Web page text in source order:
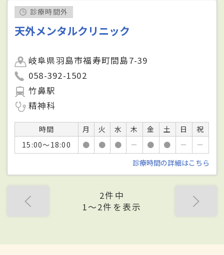
診療時間外
天外メンタルクリニック
岐阜県羽島市福寿町間島7-39
058-392-1502
竹鼻駅
精神科
時間 月 火 水 木 金 土 日
祝
15:00～18:00
● ● ● － ● ● －
－
診療時間の詳細はこちら
2件中
1〜2件を表示